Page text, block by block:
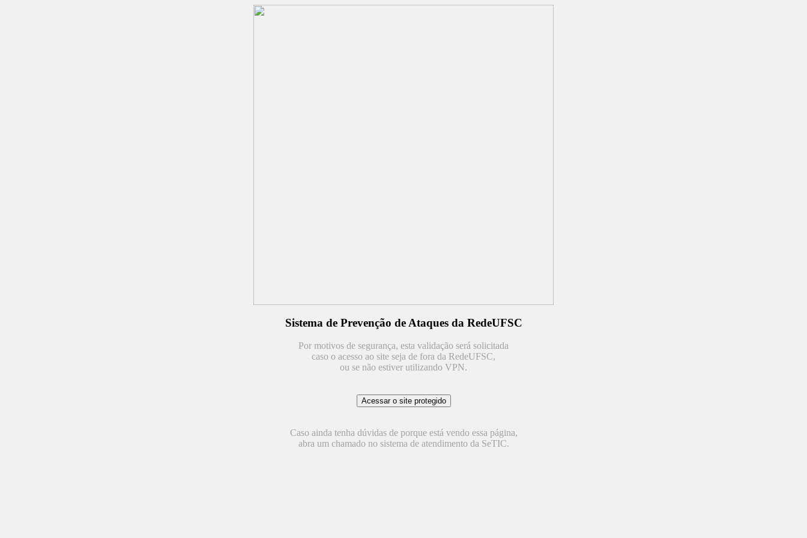
Sistema de Prevenção de Ataques da RedeUFSC
Por motivos de segurança, esta validação será solicitada
caso o acesso ao site seja de fora da RedeUFSC,
ou se não estiver utilizando VPN.
Caso ainda tenha dúvidas de porque está vendo essa página,
abra um chamado no sistema de atendimento da SeTIC.